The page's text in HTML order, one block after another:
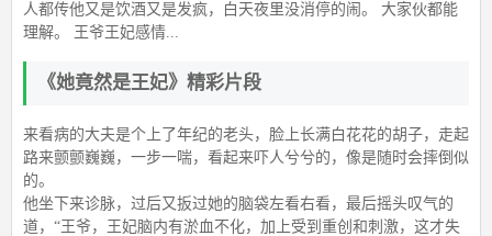
人都传他又是饮酒又是发疯，白天夜里没消停的闹。 大家伙都能
理解。 王爷王妃感情...
《她竟然是王妃》精彩片段
来看病的大夫是个上了年纪的老头，脸上长满白花花的胡子，走起
路来颤颤巍巍，一步一喘，看起来吓人兮兮的，像是随时会摔倒似
的。
他坐下来诊脉，过后又扳过她的脑袋左看右看，最后摇头叹气的
道，“王爷，王妃脑内有淤血不化，加上受到重创和刺激，这才失